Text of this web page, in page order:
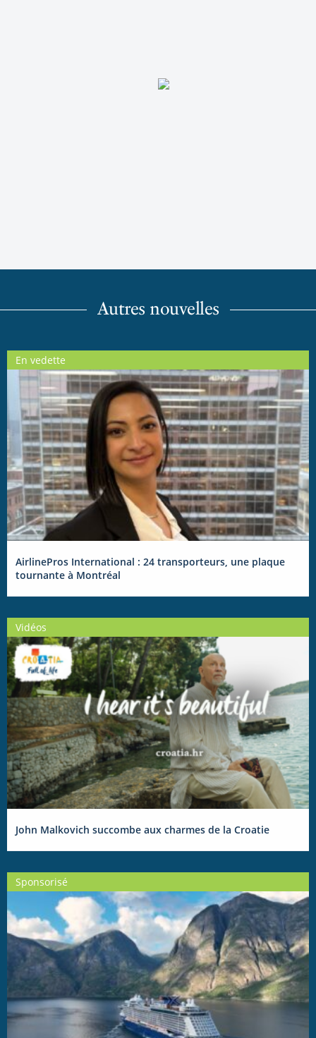
Autres nouvelles
En vedette
AirlinePros International : 24 transporteurs, une plaque
tournante à Montréal
Vidéos
John Malkovich succombe aux charmes de la Croatie
Sponsorisé